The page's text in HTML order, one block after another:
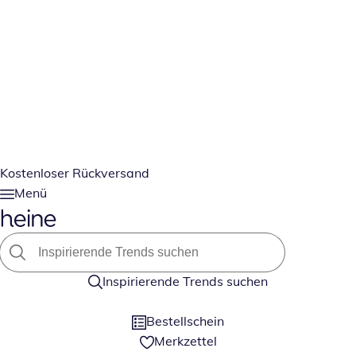
Kostenloser Rückversand
Menü
Inspirierende Trends suchen
Bestellschein
Merkzettel